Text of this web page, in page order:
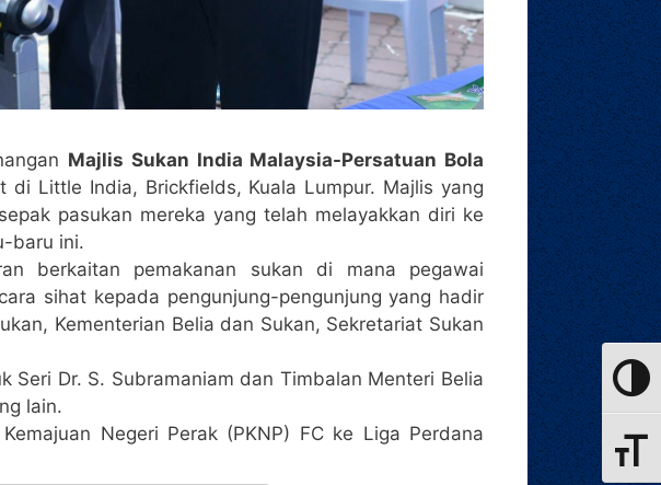
Majlis Sukan India Malaysia-Persatuan Bola
Little India, Brickfields, Kuala Lumpur. Majlis yang
pasukan mereka yang telah melayakkan diri ke
baru ini.
berkaitan pemakanan sukan di mana pegawai
sihat kepada pengunjung-pengunjung yang hadir
Kementerian Belia dan Sukan, Sekretariat Sukan
Dr. S. Subramaniam dan Timbalan Menteri Belia
lain.
Negeri Perak (PKNP) FC ke Liga Perdana